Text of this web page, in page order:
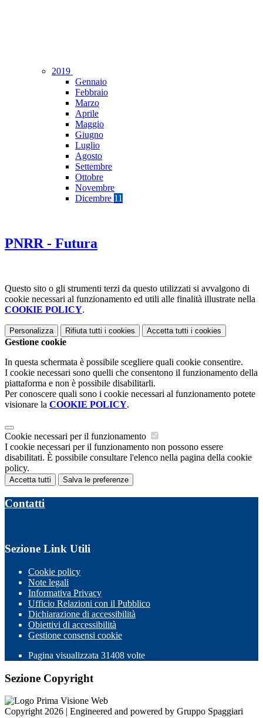
2019
Gennaio
Febbraio
Marzo
Aprile
Maggio
Giugno
Luglio
Agosto
Settembre
Ottobre
Novembre
Dicembre 11
PNRR - Futura
Questo sito o gli strumenti terzi da questo utilizzati si avvalgono di
cookie necessari al funzionamento ed utili alle finalità illustrate nella
COOKIE POLICY.
Personalizza Rifiuta tutti i cookies Accetta tutti i cookies
Gestione cookie
In questa schermata è possibile scegliere quali cookie consentire.
I cookie necessari sono quelli che consentono il funzionamento della
piattaforma e non è possibile disabilitarli.
Per conoscere quali sono i cookie necessari al funzionamento potete
visionare la COOKIE POLICY.
Cookie necessari per il funzionamento
I cookie necessari per il funzionamento non possono essere
disabilitati. È possibile consultare l'elenco nella pagina della cookie
policy.
Accetta tutti Salva le preferenze
Contatti
Sezione Link Utili
Cookie policy
Note legali
Informativa Privacy
Ufficio Relazioni con il Pubblico
Dichiarazione di accessibilità
Obiettivi di accessibilità
Gestione consensi cookie
Pagina visualizzata 31408 volte
Sezione Copyright
Copyright 2026 | Engineered and powered by Gruppo Spaggiari